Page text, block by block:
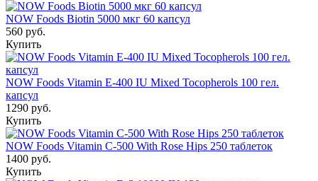
NOW Foods Biotin 5000 мкг 60 капсул
560 руб.
Купить
NOW Foods Vitamin E-400 IU Mixed Tocopherols 100 гел.
капсул
1290 руб.
Купить
NOW Foods Vitamin C-500 With Rose Hips 250 таблеток
1400 руб.
Купить